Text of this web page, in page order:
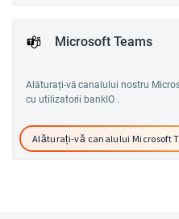
Microsoft Teams
Alăturați-vă canalului nostru
cu utilizatorii bankIO .
Alăturați-vă canalului Microsoft